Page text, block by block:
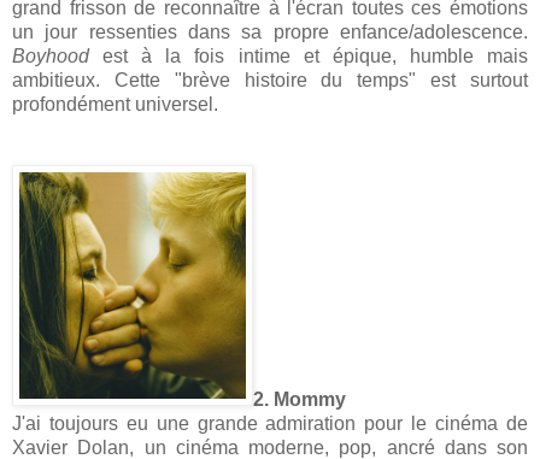
grand frisson de reconnaître à l'écran toutes ces émotions
un jour ressenties dans sa propre enfance/adolescence.
Boyhoodest à la fois intime et épique, humble mais
ambitieux. Cette "brève histoire du temps" est surtout
profondément universel.
2. Mommy
J'ai toujours eu une grande admiration pour le cinéma de
Xavier Dolan, un cinéma moderne, pop, ancré dans son